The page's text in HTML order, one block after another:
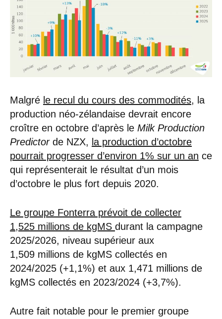
Malgré le recul du cours des commodités, la
production néo-zélandaise devrait encore
croître en octobre d’après le Milk Production
Predictorde NZX, la production d’octobre
pourrait progresser d’environ 1% sur un an ce
qui représenterait le résultat d’un mois
d’octobre le plus fort depuis 2020.
Le groupe Fonterra prévoit de collecter
1,525 millions de kgMS durant la campagne
2025/2026, niveau supérieur aux
1,509 millions de kgMS collectés en
2024/2025 (+1,1%) et aux 1,471 millions de
kgMS collectés en 2023/2024 (+3,7%).
Autre fait notable pour le premier groupe